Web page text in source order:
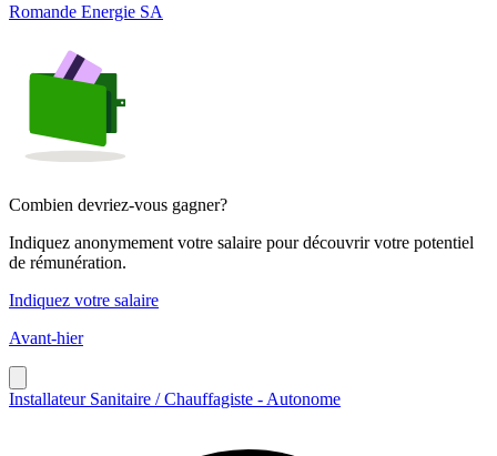
Romande Energie SA
Combien devriez-vous gagner?
Indiquez anonymement votre salaire pour découvrir votre potentiel
de rémunération.
Indiquez votre salaire
Avant-hier
Installateur Sanitaire / Chauffagiste - Autonome